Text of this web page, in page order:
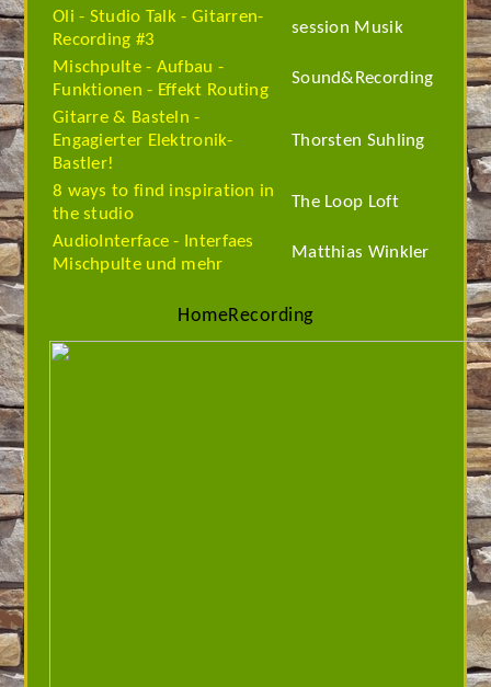
Oli - Studio Talk - Gitarren-
Recording #3
session Musik
Mischpulte - Aufbau -
Funktionen - Effekt Routing
Sound&Recording
Gitarre & Basteln -
Engagierter Elektronik-
Bastler!
Thorsten Suhling
8 ways to find inspiration in
the studio
The Loop Loft
AudioInterface - Interfaes
Mischpulte und mehr
Matthias Winkler
HomeRecording